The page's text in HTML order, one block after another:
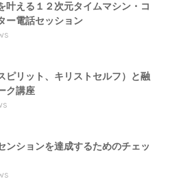
叶える１２次元タイムマシン・コ
ー電話セッション
ピリット、キリストセルフ）と融
ク講座
ンションを達成するためのチェッ